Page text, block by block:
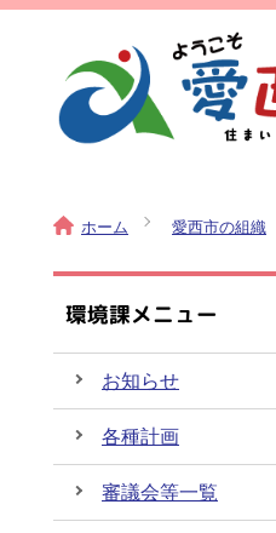
ホーム 愛西市の組織
環境課メニュー
お知らせ
各種計画
審議会等一覧